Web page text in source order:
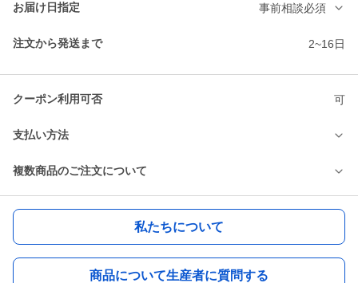
お届け日指定 事前相談必須
注文から発送まで 2~16日
クーポン利用可否 可
支払い方法
複数商品のご注文について
私たちについて
商品について生産者に質問する